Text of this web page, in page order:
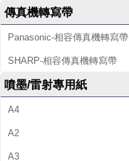
傳真機轉寫帶
Panasonic-相容傳真機轉寫帶
SHARP-相容傳真機轉寫帶
噴墨/雷射專用紙
A4
A2
A3